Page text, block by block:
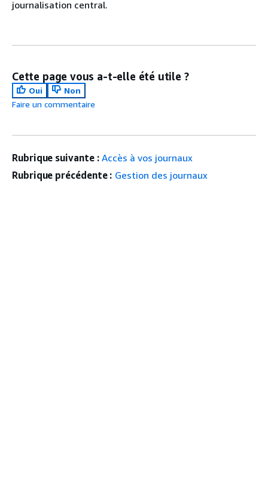
journalisation central.
Cette page vous a-t-elle été utile ?
Oui
Non
Faire un commentaire
Rubrique suivante : Accès à vos journaux
Rubrique précédente : Gestion des journaux